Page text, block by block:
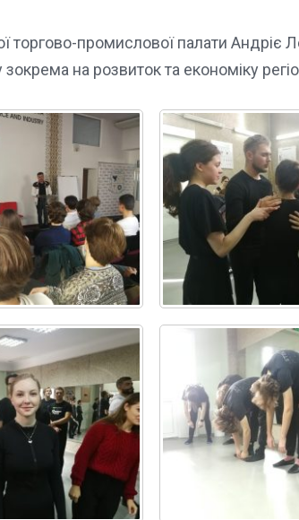
торгово-промислової палати
на розвиток та економіку